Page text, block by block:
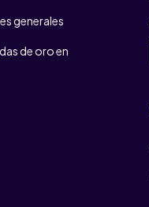
generales
de oro en